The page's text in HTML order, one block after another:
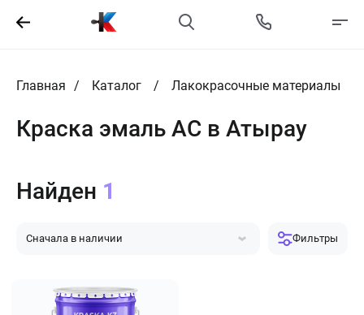
Главная Каталог Лакокрасочные материалы
Краска эмаль АС в Атырау
Сначала в наличии
Фильтры
Найден 1